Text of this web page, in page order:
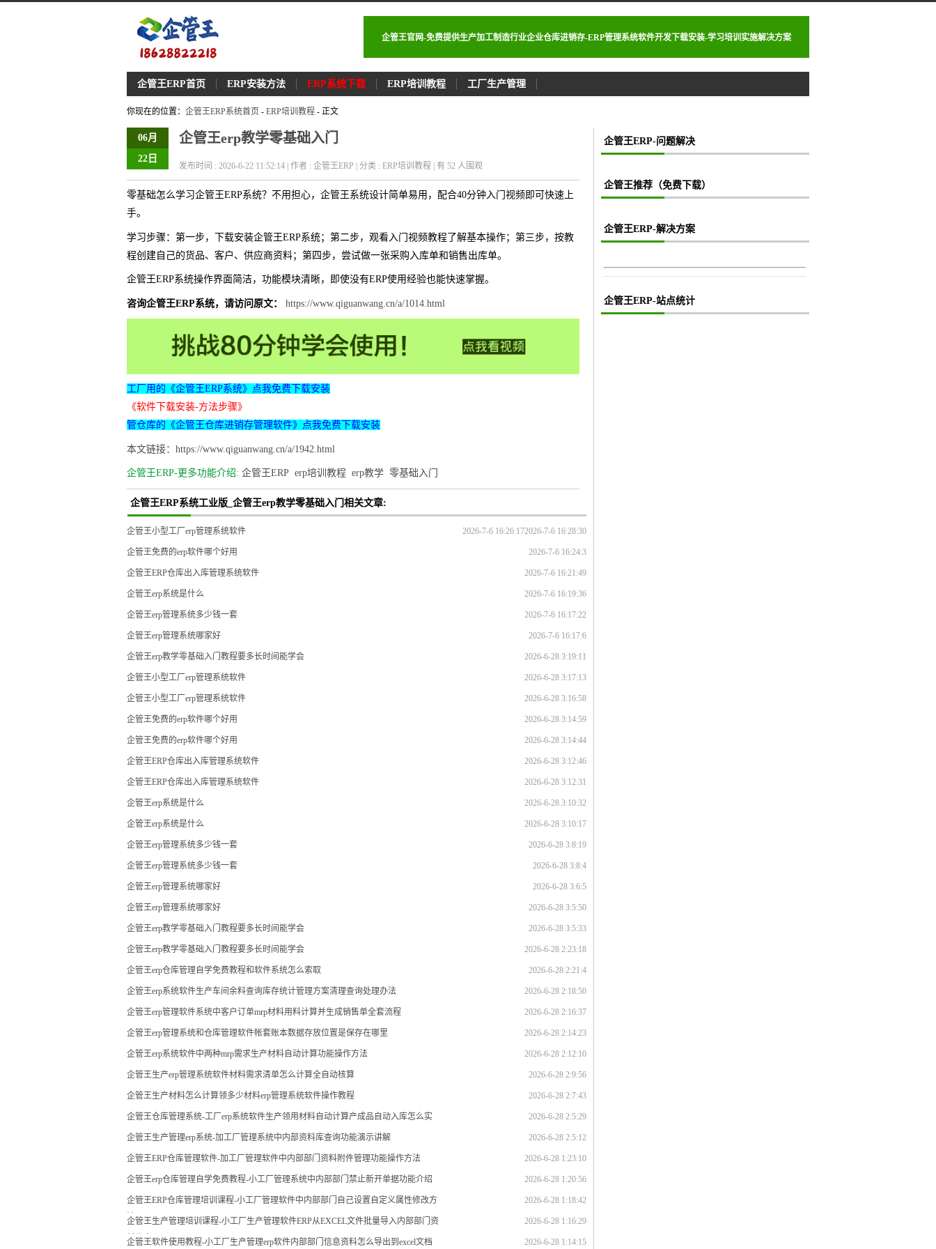
企管王官网-免费提供生产加工制造行业企业仓库进销存-ERP管理系统软件开发下载安装-学习培训实施解决方案
企管王ERP首页 ERP安装方法 ERP系统下载 ERP培训教程 工厂生产管理
你现在的位置： 企管王ERP系统首页 - ERP培训教程 - 正文
06月
22日
企管王erp教学零基础入门
发布时间 : 2026-6-22 11:52:14 | 作者 : 企管王ERP | 分类 : ERP培训教程 | 有 52 人围观
零基础怎么学习企管王ERP系统？不用担心，企管王系统设计简单易用，配合40分钟入门视频即可快速上
手。
学习步骤：第一步，下载安装企管王ERP系统；第二步，观看入门视频教程了解基本操作；第三步，按教
程创建自己的货品、客户、供应商资料；第四步，尝试做一张采购入库单和销售出库单。
企管王ERP系统操作界面简洁，功能模块清晰，即使没有ERP使用经验也能快速掌握。
咨询企管王ERP系统，请访问原文： https://www.qiguanwang.cn/a/1014.html
工厂用的《企管王ERP系统》点我免费下载安装
《软件下载安装-方法步骤》
管仓库的《企管王仓库进销存管理软件》点我免费下载安装
本文链接：https://www.qiguanwang.cn/a/1942.html
企管王ERP-更多功能介绍: 企管王ERP erp培训教程 erp教学 零基础入门
企管王ERP系统工业版_企管王erp教学零基础入门相关文章:
2026-7-6 16:28:30
企管王小型工厂erp管理系统软件 2026-7-6 16:26:17
企管王免费的erp软件哪个好用 2026-7-6 16:24:3
企管王ERP仓库出入库管理系统软件 2026-7-6 16:21:49
企管王erp系统是什么 2026-7-6 16:19:36
企管王erp管理系统多少钱一套 2026-7-6 16:17:22
企管王erp管理系统哪家好 2026-7-6 16:17:6
企管王erp教学零基础入门教程要多长时间能学会 2026-6-28 3:19:11
企管王小型工厂erp管理系统软件 2026-6-28 3:17:13
企管王小型工厂erp管理系统软件 2026-6-28 3:16:58
企管王免费的erp软件哪个好用 2026-6-28 3:14:59
企管王免费的erp软件哪个好用 2026-6-28 3:14:44
企管王ERP仓库出入库管理系统软件 2026-6-28 3:12:46
企管王ERP仓库出入库管理系统软件 2026-6-28 3:12:31
企管王erp系统是什么 2026-6-28 3:10:32
企管王erp系统是什么 2026-6-28 3:10:17
企管王erp管理系统多少钱一套 2026-6-28 3:8:19
企管王erp管理系统多少钱一套 2026-6-28 3:8:4
企管王erp管理系统哪家好 2026-6-28 3:6:5
企管王erp管理系统哪家好 2026-6-28 3:5:50
企管王erp教学零基础入门教程要多长时间能学会 2026-6-28 3:5:33
企管王erp教学零基础入门教程要多长时间能学会 2026-6-28 2:23:18
企管王erp仓库管理自学免费教程和软件系统怎么索取 2026-6-28 2:21:4
企管王erp系统软件生产车间余料查询库存统计管理方案清理查询处理办法 2026-6-28 2:18:50
企管王erp管理软件系统中客户订单mrp材料用料计算并生成销售单全套流程 2026-6-28 2:16:37
企管王erp管理系统和仓库管理软件帐套账本数据存放位置是保存在哪里 2026-6-28 2:14:23
企管王erp系统软件中两种mrp需求生产材料自动计算功能操作方法 2026-6-28 2:12:10
企管王生产erp管理系统软件材料需求清单怎么计算全自动核算 2026-6-28 2:9:56
企管王生产材料怎么计算领多少材料erp管理系统软件操作教程 2026-6-28 2:7:43
企管王仓库管理系统-工厂erp系统软件生产领用材料自动计算产成品自动入库怎么实
现
2026-6-28 2:5:29
企管王生产管理erp系统-加工厂管理系统中内部资料库查询功能演示讲解 2026-6-28 2:5:12
企管王ERP仓库管理软件-加工厂管理软件中内部部门资料附件管理功能操作方法 2026-6-28 1:23:10
企管王erp仓库管理自学免费教程-小工厂管理系统中内部部门禁止新开单据功能介绍 2026-6-28 1:20:56
企管王ERP仓库管理培训课程-小工厂管理软件中内部部门自己设置自定义属性修改方
法
2026-6-28 1:18:42
企管王生产管理培训课程-小工厂生产管理软件ERP从EXCEL文件批量导入内部部门资
料信息
2026-6-28 1:16:29
企管王软件使用教程-小工厂生产管理erp软件内部部门信息资料怎么导出到excel文档 2026-6-28 1:14:15
企管王ERP-问题解决
企管王推荐（免费下载）
企管王ERP-解决方案
企管王ERP-站点统计